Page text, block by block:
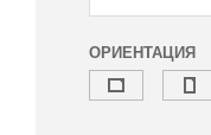
ОРИЕНТАЦИЯ